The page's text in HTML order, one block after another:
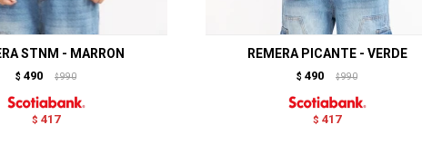
STNM - MARRON
$ 490 $ 990
$ 417
REMERA PICANTE - VERDE
$ 490 $ 990
$ 417